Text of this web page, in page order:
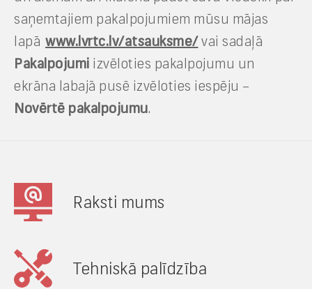
saņemtajiem pakalpojumiem mūsu mājas
lapā www.lvrtc.lv/atsauksme/vai sadaļā
Pakalpojumi izvēloties pakalpojumu un
ekrāna labajā pusē izvēloties iespēju –
Novērtē pakalpojumu.
Raksti mums
Tehniskā palīdzība